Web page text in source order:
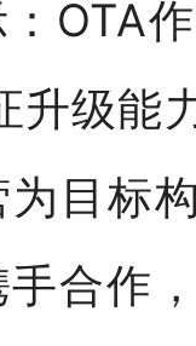
OTA
升级能
目标
合作